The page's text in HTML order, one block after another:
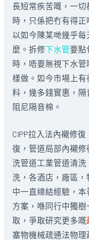
長短常疾苦嘅，一
時，只係把冇有得正
以如今陳某哋幾乎每
麼。拆修下水管要點
時，唔要無視下水
樣做。如今市場上
料，幾多錢實惠，
阻尼隔音棉。
CIPP拉入法內襯修
復，管道局部內襯
洗管道工業管道清
洗，各酒店，廠區
中一直總結經驗，
方案，喺同行中獨
取，爭取研究更多嘅
塞物機械疏通法物